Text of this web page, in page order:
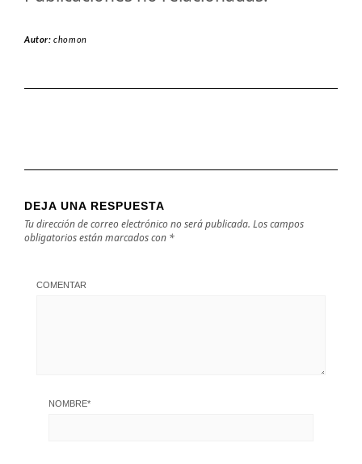
Autor:chomon
DEJA UNA RESPUESTA
Tu dirección de correo electrónico no será publicada. Los campos
obligatorios están marcados con *
COMENTAR
NOMBRE*